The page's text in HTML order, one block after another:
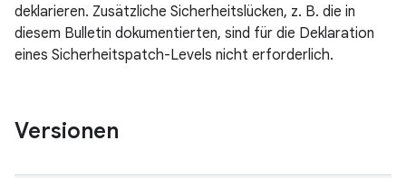
deklarieren. Zusätzliche Sicherheitslücken, z. B. die in
diesem Bulletin dokumentierten, sind für die Deklaration
eines Sicherheitspatch-Levels nicht erforderlich.
Versionen